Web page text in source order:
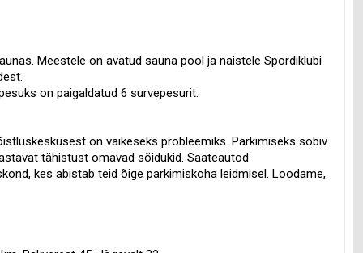
Meestele on avatud sauna pool ja naistele Spordiklubi
on paigaldatud 6 survepesurit.
on väikeseks probleemiks. Parkimiseks sobiv
tähistust omavad sõidukid. Saateautod
kes abistab teid õige parkimiskoha leidmisel. Loodame,